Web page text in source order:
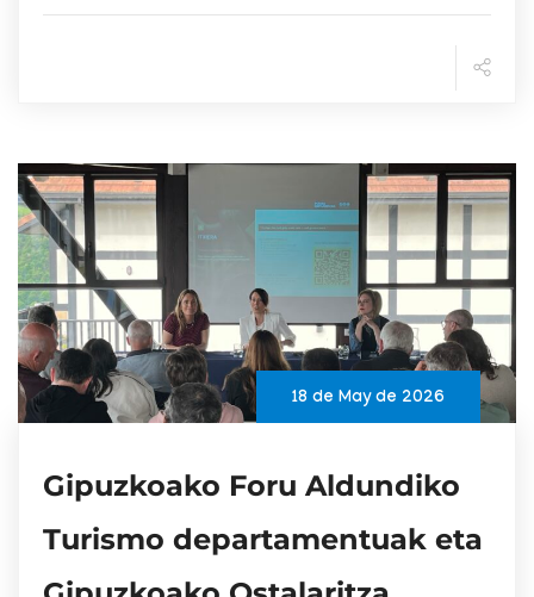
18 de May de 2026
Gipuzkoako Foru Aldundiko
Turismo departamentuak eta